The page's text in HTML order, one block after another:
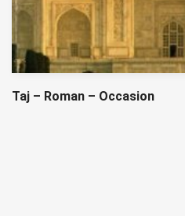
Taj – Roman – Occasion